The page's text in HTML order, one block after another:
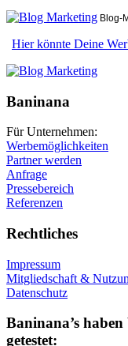
Blog-
Hier könnte Deine
Baninana
Für Unternehmen:
Werbemöglichkeiten
Partner werden
Anfrage
Pressebereich
Referenzen
Rechtliches
Impressum
Mitgliedschaft &
Datenschutz
Baninana’s
getestet: